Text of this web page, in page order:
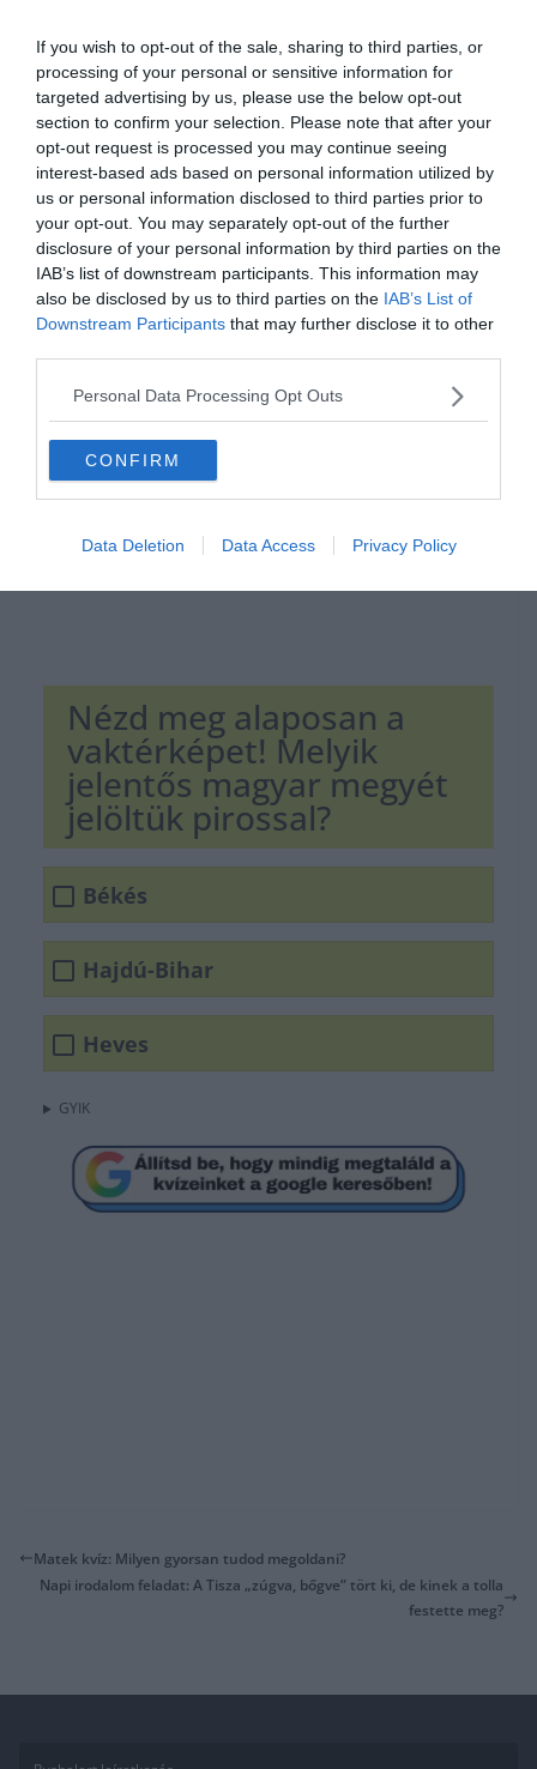
If you wish to opt-out of the sale, sharing to third parties, or
processing of your personal or sensitive information for
targeted advertising by us, please use the below opt-out
section to confirm your selection. Please note that after your
opt-out request is processed you may continue seeing
interest-based ads based on personal information utilized by
us or personal information disclosed to third parties prior to
your opt-out. You may separately opt-out of the further
disclosure of your personal information by third parties on the
IAB’s list of downstream participants. This information may
also be disclosed by us to third parties on the IAB’s List of
Downstream Participants that may further disclose it to other
Personal Data Processing Opt Outs
CONFIRM
Data Deletion Data Access Privacy Policy
Nézd meg alaposan a
vaktérképet! Melyik
jelentős magyar megyét
jelöltük pirossal?
Békés
Hajdú-Bihar
Heves
GYIK
Matek kvíz: Milyen gyorsan tudod megoldani?
Napi irodalom feladat: A Tisza „zúgva, bőgve” tört ki, de kinek a tolla
festette meg?